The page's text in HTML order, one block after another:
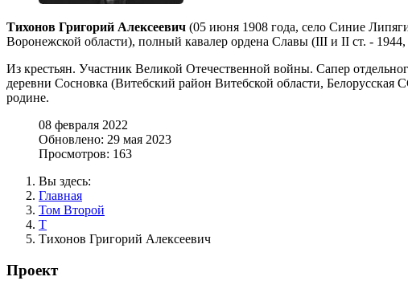
Тихонов Григорий Алексеевич (05 июня 1908 года, село Синие
Воронежской области), полный кавалер ордена Славы (III и II ст. - 1944,
Из крестьян. Участник Великой Отечественной войны. Сапер
деревни Сосновка (Витебский район Витебской области,
родине.
08 февраля 2022
Обновлено: 29 мая 2023
Просмотров: 163
Вы здесь:
Главная
Том Второй
Т
Тихонов Григорий Алексеевич
Проект